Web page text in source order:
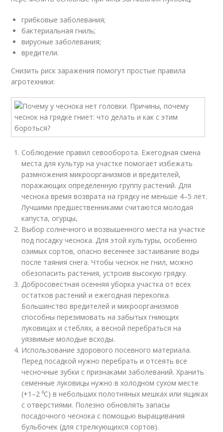
грибковые заболевания;
бактериальная гниль;
вирусные заболевания;
вредители.
Снизить риск заражения помогут простые правила
агротехники:
Соблюдение правил севооборота. Ежегодная смена
места для культур на участке помогает избежать
размножения микроорганизмов и вредителей,
поражающих определенную группу растений. Для
чеснока время возврата на грядку не меньше 4–5 лет.
Лучшими предшественниками считаются молодая
капуста, огурцы,
Выбор солнечного и возвышенного места на участке
под посадку чеснока. Для этой культуры, особенно
озимых сортов, опасно весеннее застаивание воды
после таяния снега. Чтобы чеснок не гнил, можно
обезопасить растения, устроив высокую грядку.
Добросовестная осенняя уборка участка от всех
остатков растений и ежегодная перекопка.
Большинство вредителей и микроорганизмов
способны перезимовать на забытых гниющих
луковицах и стеблях, а весной перебраться на
уязвимые молодые всходы.
Использование здорового посевного материала.
Перед посадкой нужно перебрать и отсеять все
чесночные зубки с признаками заболеваний. Хранить
семенные луковицы нужно в холодном сухом месте
(+1–2 ⁰С) в небольших полотняных мешках или ящиках
с отверстиями. Полезно обновлять запасы
посадочного чеснока с помощью выращивания
бульбочек (для стрелкующихся сортов).